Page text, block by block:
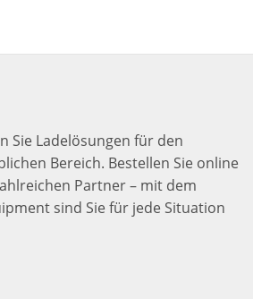
Sie Ladelösungen für den
Bereich. Bestellen Sie online
Partner – mit dem
sind Sie für jede Situation